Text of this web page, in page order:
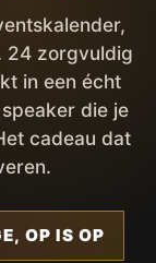
24 zorgvuldig
in een écht
die je
cadeau dat
OP IS OP